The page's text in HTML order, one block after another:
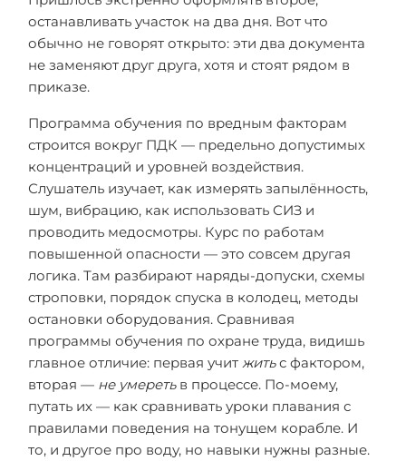
останавливать участок на два дня. Вот что
обычно не говорят открыто: эти два документа
не заменяют друг друга, хотя и стоят рядом в
приказе.
Программа обучения по вредным факторам
строится вокруг ПДК — предельно допустимых
концентраций и уровней воздействия.
Слушатель изучает, как измерять запылённость,
шум, вибрацию, как использовать СИЗ и
проводить медосмотры. Курс по работам
повышенной опасности — это совсем другая
логика. Там разбирают наряды-допуски, схемы
строповки, порядок спуска в колодец, методы
остановки оборудования. Сравнивая
программы обучения по охране труда, видишь
главное отличие: первая учит житьс фактором,
вторая — не умеретьв процессе. По-моему,
путать их — как сравнивать уроки плавания с
правилами поведения на тонущем корабле. И
то, и другое про воду, но навыки нужны разные.